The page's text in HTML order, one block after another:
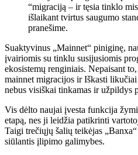
“migraciją – ir tęsia tinklo
išlaikant tvirtus saugumo
pranešime.
Suaktyvinus „Mainnet“ piniginę,
įvairiomis su tinklu susijusiomis
ekosistemų renginiais. Nepaisant
mainnet migracijos irIškasti
nebus visiškai tinkamas ir užpildys
Vis dėlto naujai įvesta funkcija
etapą, nes ji leidžia patikrinti
Taigi trečiųjų šalių teikėjas
siūlantis įlipimo galimybes.